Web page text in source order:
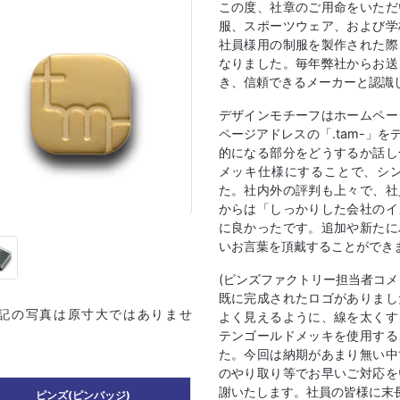
の写真は原寸大ではありませ
ピンズ(ピンバッジ)
この度、社章のご用命をいた
服、スポーツウェア、および
社員様用の制服を製作された
なりました。毎年弊社からお
き、信頼できるメーカーと認
デザインモチーフはホームペ
ページアドレスの「.tam-」を
的になる部分をどうするか話
メッキ仕様にすることで、シ
た。社内外の評判も上々で、
からは「しっかりした会社の
に良かったです。追加や新た
いお言葉を頂戴することができ
(ピンズファクトリー担当者コ
既に完成されたロゴがありま
よく見えるように、線を太く
テンゴールドメッキを使用す
た。今回は納期があまり無い
のやり取り等でお早いご対応
謝いたします。社員の皆様に